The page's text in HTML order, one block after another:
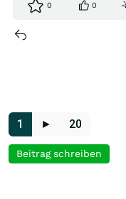
0 0
1 ► 20
Beitrag schreiben